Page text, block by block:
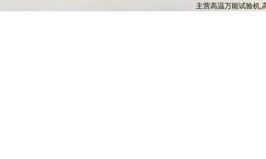
主营高温万能试验机,